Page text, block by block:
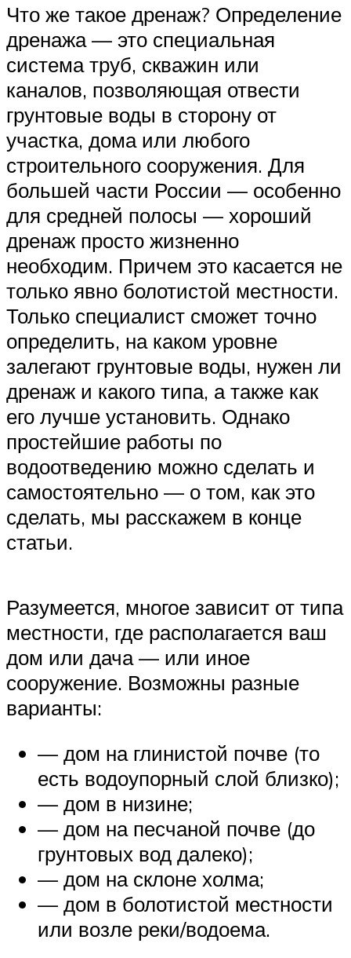
Что же такое дренаж? Определение
дренажа — это специальная
система труб, скважин или
каналов, позволяющая отвести
грунтовые воды в сторону от
участка, дома или любого
строительного сооружения. Для
большей части России — особенно
для средней полосы — хороший
дренаж просто жизненно
необходим. Причем это касается не
только явно болотистой местности.
Только специалист сможет точно
определить, на каком уровне
залегают грунтовые воды, нужен ли
дренаж и какого типа, а также как
его лучше установить. Однако
простейшие работы по
водоотведению можно сделать и
самостоятельно — о том, как это
сделать, мы расскажем в конце
статьи.
Разумеется, многое зависит от типа
местности, где располагается ваш
дом или дача — или иное
сооружение. Возможны разные
варианты:
— дом на глинистой почве (то
есть водоупорный слой близко);
— дом в низине;
— дом на песчаной почве (до
грунтовых вод далеко);
— дом на склоне холма;
— дом в болотистой местности
или возле реки/водоема.